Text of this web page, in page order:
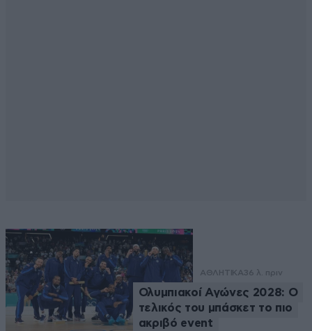
ΑΘΛΗΤΙΚΑ36 λ. πριν
Ολυμπιακοί Αγώνες 2028: Ο
τελικός του μπάσκετ το πιο
ακριβό event